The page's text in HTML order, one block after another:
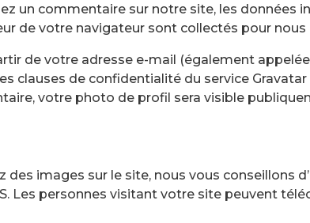
un commentaire sur notre site, les données
de votre navigateur sont collectés pour
de votre adresse e-mail (également
clauses de confidentialité du service
votre photo de profil sera visible
des images sur le site, nous vous conseillons
Les personnes visitant votre site peuvent